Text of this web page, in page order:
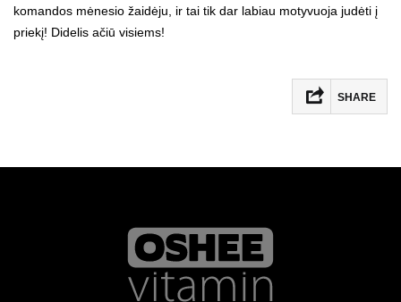
komandos mėnesio žaidėju, ir tai tik dar labiau motyvuoja judėti į
priekį! Didelis ačiū visiems!
SHARE